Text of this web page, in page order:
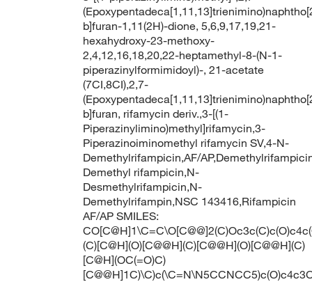
b]furan-1,11(2H)-dione, 5,6,9,17,19,21-
hexahydroxy-23-methoxy-
2,4,12,16,18,20,22-heptamethyl-8-(N-1-
piperazinylformimidoyl)-, 21-acetate
(7CI,8CI),2,7-
b]furan, rifamycin deriv.,3-[(1-
Piperazinylimino)methyl]rifamycin,3-
Piperazinoiminomethyl rifamycin SV,4-N-
Demethylrifampicin,AF/
Demethyl rifampicin,N-
Desmethylrifampicin,N-
Demethylrifampin,NSC 143416,Rifampicin
AF/AP SMILES:
(C)[C@H](O)[C@@H](C)[C@@H](O)[C@@H](C)
[C@H](OC(=O)C)